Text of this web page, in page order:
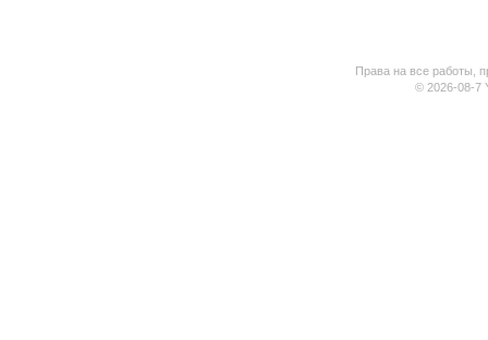
Права на все работы,
© 2026-08-7